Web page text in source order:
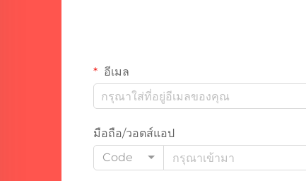
อีเมล
มือถือ/วอตส์แอป
Code